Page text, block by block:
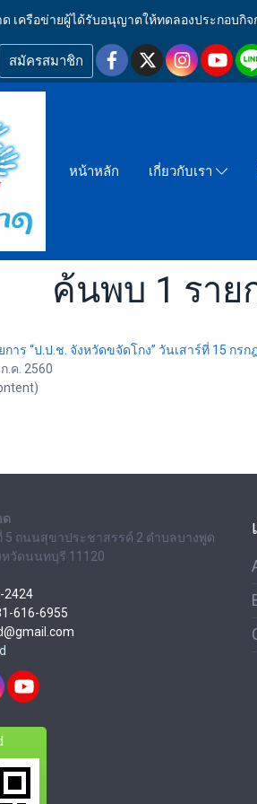
เครือข่ายผู้ได้รับอนุญาตให้ทดลองประกอบกิ
สมัครสมาชิก
หน้าหลัก เกี่ยวกับเรา
ค้นพบ 1 ราย
การ “ป.ป.ช. จังหวัดขจัดโกง” วันเสาร์ที่ 15 กร
.ค. 2560
ด
5 ถนนสุขาประชาสรรค์ 2 ตำบลบางพูด
หวัดนนทบุรี 11120
2424
616-6955